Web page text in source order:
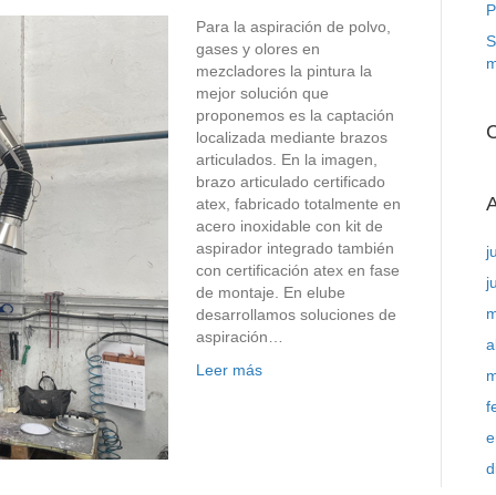
Para la aspiración de polvo,
gases y olores en
mezcladores la pintura la
mejor solución que
proponemos es la captación
localizada mediante brazos
articulados. En la imagen,
brazo articulado certificado
atex, fabricado totalmente en
acero inoxidable con kit de
aspirador integrado también
con certificación atex en fase
de montaje. En elube
desarrollamos soluciones de
aspiración…
Leer más